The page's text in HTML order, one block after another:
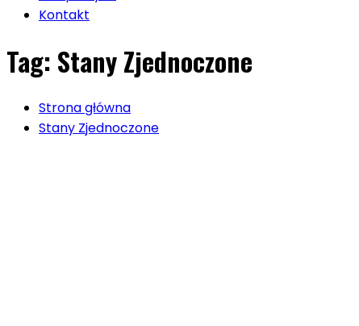
Kontakt
Tag: Stany Zjednoczone
Strona główna
Stany Zjednoczone